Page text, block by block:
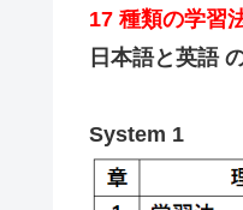
17 種類の学習
日本語と英語
System 1